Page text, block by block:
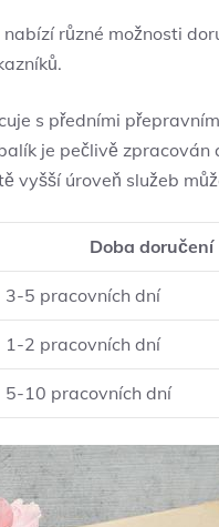
nabízí různé možnosti
s předními
je pečlivě zpracován
vyšší úroveň služeb
Doba doručení
3-5 pracovních dní
1-2 pracovních dní
5-10 pracovních dní